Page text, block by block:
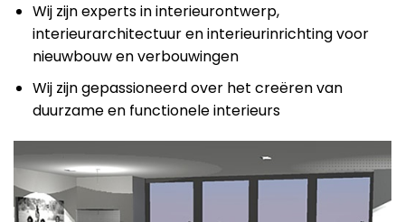
Wij zijn experts in interieurontwerp,
interieurarchitectuur en interieurinrichting voor
nieuwbouw en verbouwingen
Wij zijn gepassioneerd over het creëren van
duurzame en functionele interieurs